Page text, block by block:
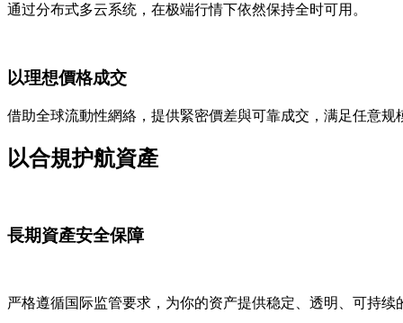
通过分布式多云系统，在极端行情下依然保持全时可用。
以理想價格成交
借助全球流動性網絡，提供緊密價差與可靠成交，满足任意规
以合規护航資產
長期資產安全保障
严格遵循国际监管要求，为你的资产提供稳定、透明、可持续